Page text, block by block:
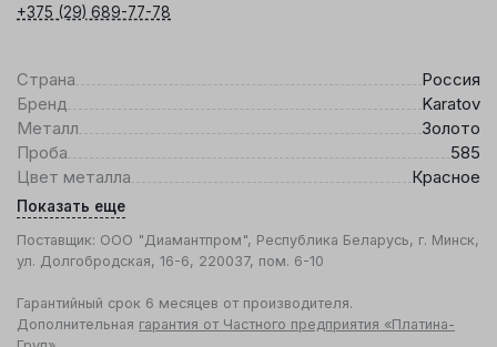
+375 (29) 689-77-78
Страна
Россия
Бренд
Karatov
Металл
Золото
Проба
585
Цвет металла
Красное
Показать еще
Поставщик: ООО "Диамантпром", Республика Беларусь, г. Минск,
ул. Долгобродская, 16-6, 220037, пом. 6-10
Гарантийный срок 6 месяцев от производителя.
Дополнительная гарантия от Частного предприятия «Платина-